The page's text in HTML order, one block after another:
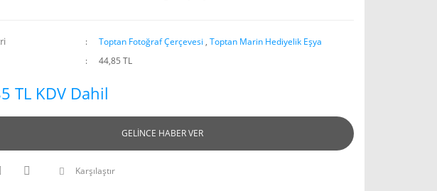
Toptan Fotoğraf Çerçevesi , Toptan Marin Hediyelik Eşya
44,85 TL
TL KDV Dahil
GELİNCE HABER VER
Karşılaştır